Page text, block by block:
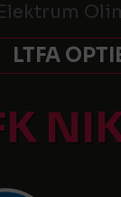
LTFA